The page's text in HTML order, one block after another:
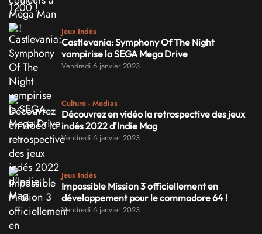
Jeux Indés
Castlevania: Symphony Of The Night
vampirise la SEGA Mega Drive
Vendredi 6 janvier 2023
Culture - Medias
Découvrez en vidéo la retrospective des jeux
indés 2022 d'Indie Mag
Vendredi 6 janvier 2023
Jeux Indés
Impossible Mission 3 officiellement en
développement pour le commodore 64 !
Vendredi 6 janvier 2023